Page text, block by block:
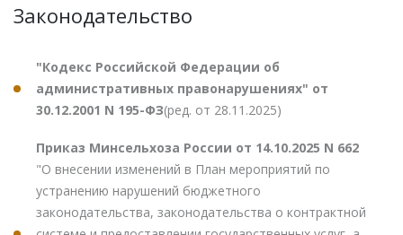
Законодательство
"Кодекс Российской Федерации об
административных правонарушениях" от
30.12.2001 N 195-ФЗ(ред. от 28.11.2025)
Приказ Минсельхоза России от 14.10.2025 N 662
"О внесении изменений в План мероприятий по
устранению нарушений бюджетного
законодательства, законодательства о контрактной